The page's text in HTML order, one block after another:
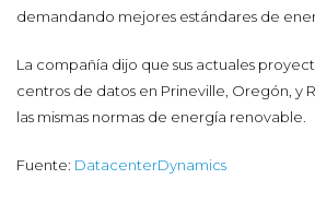
demandando mejores estándares de
La compañía dijo que sus actuales
centros de datos en Prineville, Oregón, y
las mismas normas de energía renovable.
Fuente: DatacenterDynamics